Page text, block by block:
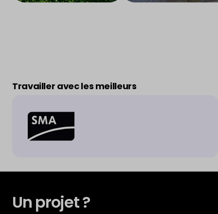
Travailler avec les meilleurs
Un projet ?